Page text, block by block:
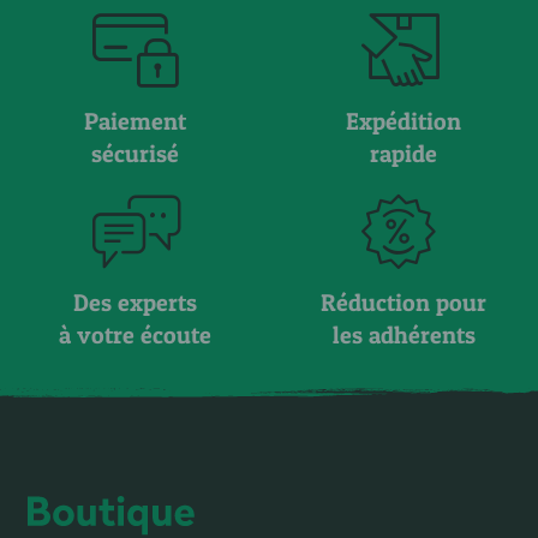
Paiement
sécurisé
Expédition
rapide
Des experts
à votre écoute
Réduction pour
les adhérents